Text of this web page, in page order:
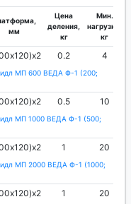
мм
Цена
деления,
кг
Мин.
нагрузка,
кг
0.2 4
МП 600 ВЕДА Ф-1 (200;
0.5 10
МП 1000 ВЕДА Ф-1 (500;
1 20
МП 2000 ВЕДА Ф-1 (1000;
1 20